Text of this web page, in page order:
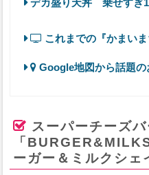
デカ盛り天丼 乗せすぎ
これまでの『かまい
Google地図から話題の
スーパーチーズ
「
ーガー＆ミルクシェ